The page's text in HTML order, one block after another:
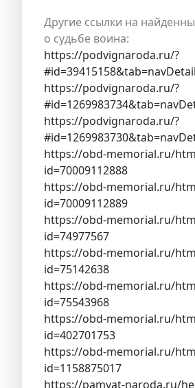
Другие ссылки на
о судьбе воина:
https://podvignaroda.ru/?
https://podvignaroda.ru/?
https://podvignaroda.ru/?
https://obd-memorial.ru/
id=70009112888
https://obd-memorial.ru/
id=70009112889
https://obd-memorial.ru/
id=74977567
https://obd-memorial.ru/
id=75142638
https://obd-memorial.ru/
id=75543968
https://obd-memorial.ru/
id=402701753
https://obd-memorial.ru/
id=1158875017
https://pamyat-naroda.ru/